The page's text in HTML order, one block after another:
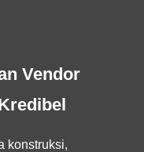
Vendor
konstruksi,